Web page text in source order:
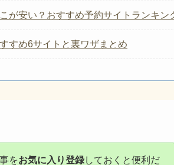
天ポイント還元なら／
DEAL完全攻略｜お得に予約できるキ